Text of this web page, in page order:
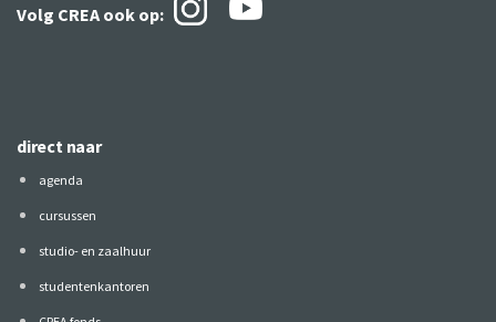
Volg CREA ook op:
direct naar
agenda
cursussen
studio- en zaalhuur
studentenkantoren